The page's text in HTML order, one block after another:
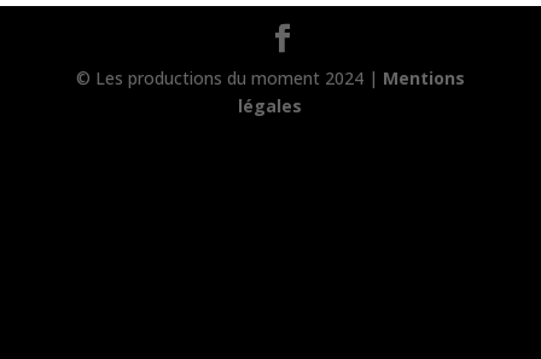
© Les productions du moment 2024 | Mentions
légales